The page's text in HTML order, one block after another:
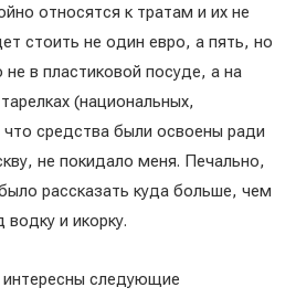
относятся к тратам и их не
стоить не один евро, а пять, но
в пластиковой посуде, а на
(национальных,
средства были освоены ради
не покидало меня. Печально,
рассказать куда больше, чем
водку и икорку.
следующие